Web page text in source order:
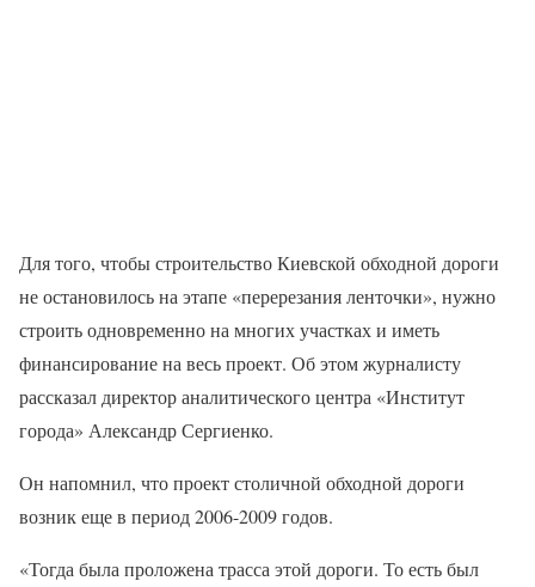
Для того, чтобы строительство Киевской обходной дороги
не остановилось на этапе «перерезания ленточки», нужно
строить одновременно на многих участках и иметь
финансирование на весь проект. Об этом журналисту
рассказал директор аналитического центра «Институт
города» Александр Сергиенко.
Он напомнил, что проект столичной обходной дороги
возник еще в период 2006-2009 годов.
«Тогда была проложена трасса этой дороги. То есть был